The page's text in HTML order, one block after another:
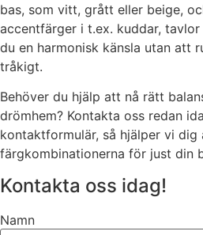
bas, som vitt, grått eller beige,
accentfärger i t.ex. kuddar,
du en harmonisk känsla utan att
tråkigt.
Behöver du hjälp att nå rätt
drömhem? Kontakta oss redan
kontaktformulär, så hjälper vi
färgkombinationerna för just din
Kontakta oss idag!
Namn